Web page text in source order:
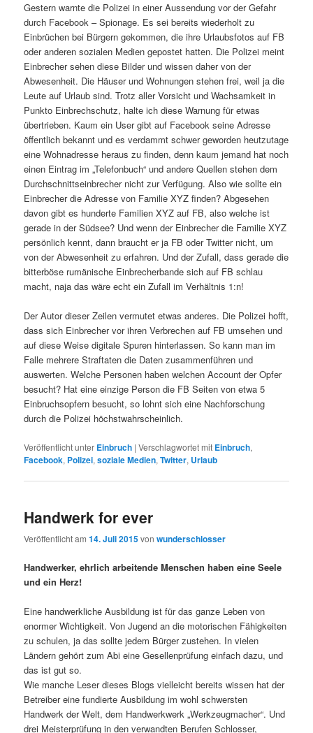
Gestern warnte die Polizei in einer Aussendung vor der Gefahr
durch Facebook – Spionage. Es sei bereits wiederholt zu
Einbrüchen bei Bürgern gekommen, die ihre Urlaubsfotos auf FB
oder anderen sozialen Medien gepostet hatten. Die Polizei meint
Einbrecher sehen diese Bilder und wissen daher von der
Abwesenheit. Die Häuser und Wohnungen stehen frei, weil ja die
Leute auf Urlaub sind. Trotz aller Vorsicht und Wachsamkeit in
Punkto Einbrechschutz, halte ich diese Warnung für etwas
übertrieben. Kaum ein User gibt auf Facebook seine Adresse
öffentlich bekannt und es verdammt schwer geworden heutzutage
eine Wohnadresse heraus zu finden, denn kaum jemand hat noch
einen Eintrag im „Telefonbuch“ und andere Quellen stehen dem
Durchschnittseinbrecher nicht zur Verfügung. Also wie sollte ein
Einbrecher die Adresse von Familie XYZ finden? Abgesehen
davon gibt es hunderte Familien XYZ auf FB, also welche ist
gerade in der Südsee? Und wenn der Einbrecher die Familie XYZ
persönlich kennt, dann braucht er ja FB oder Twitter nicht, um
von der Abwesenheit zu erfahren. Und der Zufall, dass gerade die
bitterböse rumänische Einbrecherbande sich auf FB schlau
macht, naja das wäre echt ein Zufall im Verhältnis 1:n!
Der Autor dieser Zeilen vermutet etwas anderes. Die Polizei hofft,
dass sich Einbrecher vor ihren Verbrechen auf FB umsehen und
auf diese Weise digitale Spuren hinterlassen. So kann man im
Falle mehrere Straftaten die Daten zusammenführen und
auswerten. Welche Personen haben welchen Account der Opfer
besucht? Hat eine einzige Person die FB Seiten von etwa 5
Einbruchsopfern besucht, so lohnt sich eine Nachforschung
durch die Polizei höchstwahrscheinlich.
Veröffentlicht unter Einbruch |Verschlagwortet mit Einbruch,
Facebook, Polizei,soziale Medien,Twitter, Urlaub
Handwerk for ever
Veröffentlicht am14. Juli 2015vonwunderschlosser
Handwerker, ehrlich arbeitende Menschen haben eine Seele
und ein Herz!
Eine handwerkliche Ausbildung ist für das ganze Leben von
enormer Wichtigkeit. Von Jugend an die motorischen Fähigkeiten
zu schulen, ja das sollte jedem Bürger zustehen. In vielen
Ländern gehört zum Abi eine Gesellenprüfung einfach dazu, und
das ist gut so.
Wie manche Leser dieses Blogs vielleicht bereits wissen hat der
Betreiber eine fundierte Ausbildung im wohl schwersten
Handwerk der Welt, dem Handwerkwerk „Werkzeugmacher“. Und
drei Meisterprüfung in den verwandten Berufen Schlosser,